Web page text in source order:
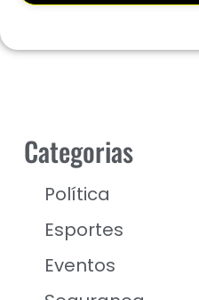
Categorias
Política
Esportes
Eventos